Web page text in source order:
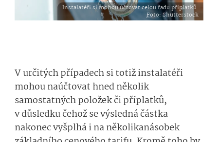
Instalatéři si mohou účtovat celou řadu příplatků.
Foto: Shutterstock
V určitých případech si totiž instalatéři
mohou naúčtovat hned několik
samostatných položek či příplatků,
v důsledku čehož se výsledná částka
nakonec vyšplhá i na několikanásobek